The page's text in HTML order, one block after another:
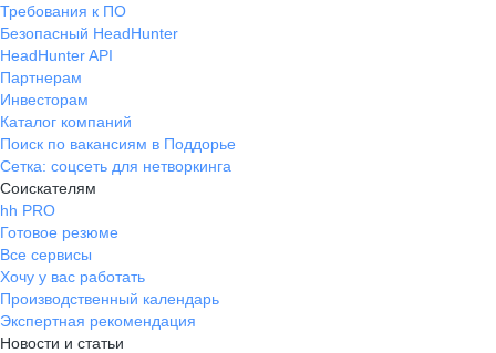
Требования к ПО
Безопасный HeadHunter
HeadHunter API
Партнерам
Инвесторам
Каталог компаний
Поиск по вакансиям в Поддорье
Сетка: соцсеть для нетворкинга
Соискателям
hh PRO
Готовое резюме
Все сервисы
Хочу у вас работать
Производственный календарь
Экспертная рекомендация
Новости и статьи